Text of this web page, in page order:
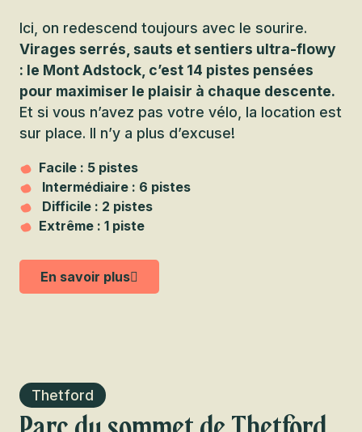
Ici, on redescend toujours avec le sourire.
Virages serrés, sauts et sentiers ultra-flowy
: le Mont Adstock, c’est 14 pistes pensées
pour maximiser le plaisir à chaque descente.
Et si vous n’avez pas votre vélo, la location est
sur place. Il n’y a plus d’excuse!
Facile : 5 pistes
Intermédiaire : 6 pistes
Difficile : 2 pistes
Extrême : 1 piste
En savoir plus
Thetford